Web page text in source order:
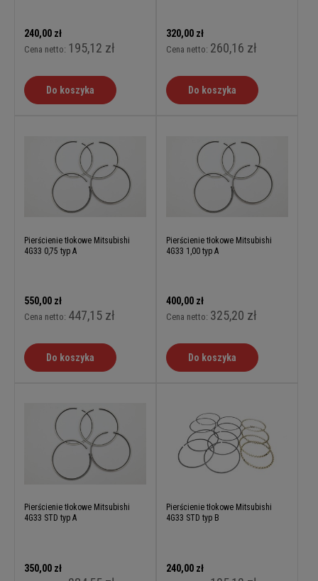
240,00 zł
Cena netto: 195,12 zł
Do koszyka
320,00 zł
Cena netto: 260,16 zł
Do koszyka
Pierścienie tłokowe Mitsubishi
4G33 0,75 typ A
550,00 zł
Cena netto: 447,15 zł
Do koszyka
Pierścienie tłokowe Mitsubishi
4G33 1,00 typ A
400,00 zł
Cena netto: 325,20 zł
Do koszyka
Pierścienie tłokowe Mitsubishi
4G33 STD typ A
350,00 zł
Pierścienie tłokowe Mitsubishi
4G33 STD typ B
240,00 zł